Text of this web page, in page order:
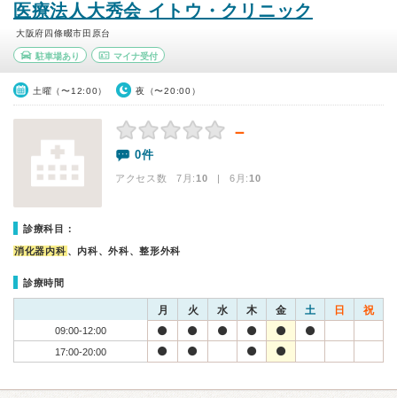
医療法人大秀会 イトウ・クリニック
大阪府四條畷市田原台
駐車場あり マイナ受付
土曜（〜12:00） 夜（〜20:00）
－
0件
アクセス数 7月:10 | 6月:10
診療科目：
消化器内科 、内科、外科、整形外科
診療時間
月 火 水 木 金 土 日 祝
09:00-12:00
17:00-20:00